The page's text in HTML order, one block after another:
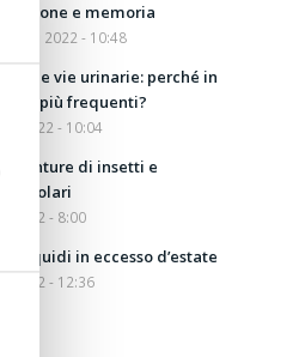
e memoria
2022 - 10:48
delle vie urinarie: perché in
sono più frequenti?
2022 - 10:04
punture di insetti e
solari
2022 - 8:00
i liquidi in eccesso d’estate
2022 - 12:36